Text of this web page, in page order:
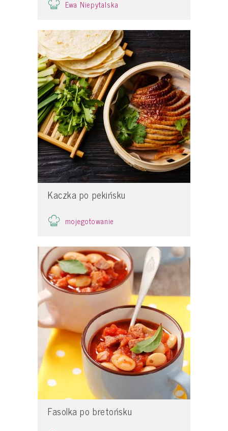
Ewa Niepytalska
Kaczka po pekińsku
mojegotowanie
Fasolka po bretońsku